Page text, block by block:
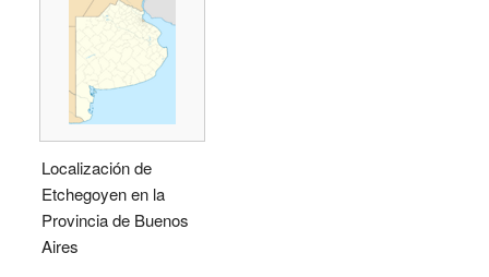
Localización de
Etchegoyen en la
Provincia de Buenos
Aires